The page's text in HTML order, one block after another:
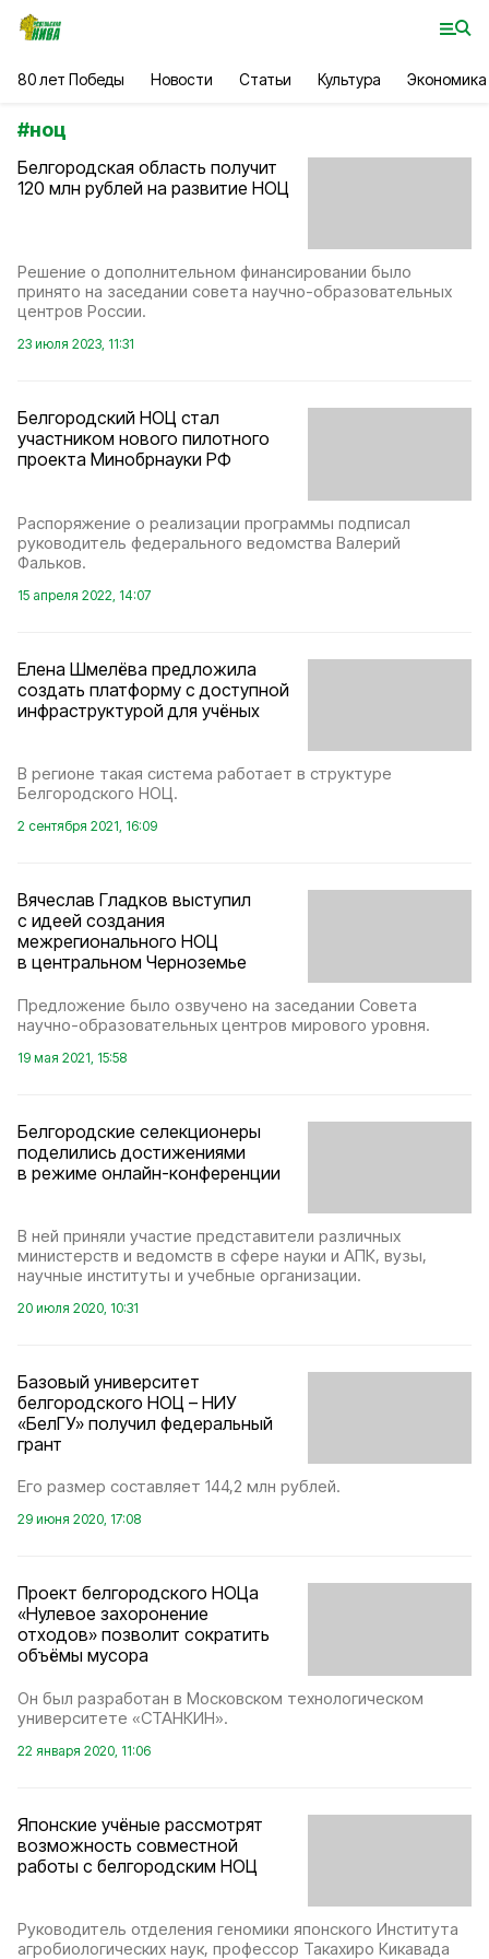
80 лет Победы Новости Статьи Культура Экономика
#ноц
Белгородская область получит
120 млн рублей на развитие НОЦ
Решение о дополнительном финансировании было
принято на заседании совета научно-образовательных
центров России.
23 июля 2023, 11:31
Белгородский НОЦ стал
участником нового пилотного
проекта Минобрнауки РФ
Распоряжение о реализации программы подписал
руководитель федерального ведомства Валерий
Фальков.
15 апреля 2022, 14:07
Елена Шмелёва предложила
создать платформу с доступной
инфраструктурой для учёных
В регионе такая система работает в структуре
Белгородского НОЦ.
2 сентября 2021, 16:09
Вячеслав Гладков выступил
с идеей создания
межрегионального НОЦ
в центральном Черноземье
Предложение было озвучено на заседании Совета
научно-образовательных центров мирового уровня.
19 мая 2021, 15:58
Белгородские селекционеры
поделились достижениями
в режиме онлайн-конференции
В ней приняли участие представители различных
министерств и ведомств в сфере науки и АПК, вузы,
научные институты и учебные организации.
20 июля 2020, 10:31
Базовый университет
белгородского НОЦ – НИУ
«БелГУ» получил федеральный
грант
Его размер составляет 144,2 млн рублей.
29 июня 2020, 17:08
Проект белгородского НОЦа
«Нулевое захоронение
отходов» позволит сократить
объёмы мусора
Он был разработан в Московском технологическом
университете «СТАНКИН».
22 января 2020, 11:06
Японские учёные рассмотрят
возможность совместной
работы с белгородским НОЦ
Руководитель отделения геномики японского Института
агробиологических наук, профессор Такахиро Кикавада